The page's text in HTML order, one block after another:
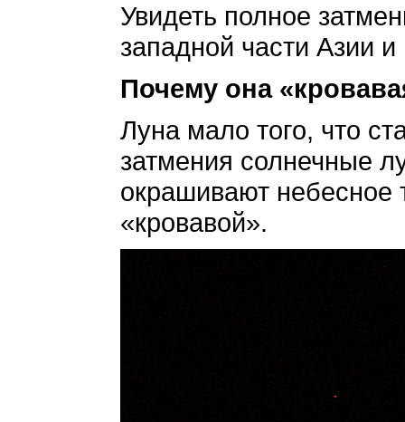
Увидеть полное
западной части Азии и
Почему она
Луна мало того, что
затмения солнечные
окрашивают небесное
«кровавой».